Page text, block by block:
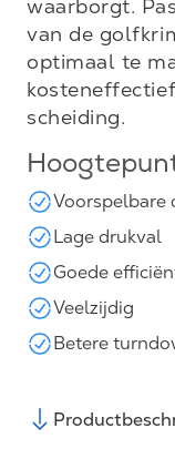
waarborgt.
van de
optimaal te
scheiding.
Voorspelbare
Lage drukval
Goede
Veelzijdig
Betere